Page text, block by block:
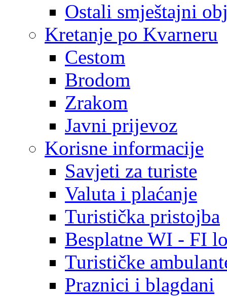
Ostali smještajni
Kretanje po Kvarneru
Cestom
Brodom
Zrakom
Javni prijevoz
Korisne informacije
Savjeti za turiste
Valuta i plaćanje
Turistička pristojba
Besplatne WI - FI
Turističke
Praznici i blagdani